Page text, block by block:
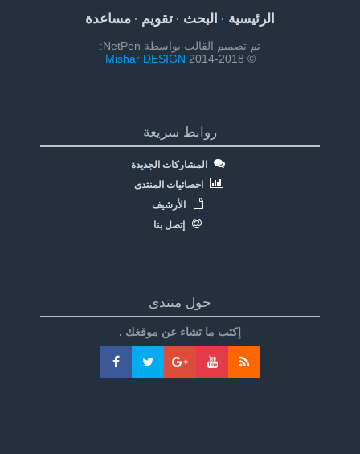
الرئيسية· البحث· تقويم· مساعدة
تم تصميم القالب بواسطة NetPen:
© 2014-2018
Mishar DESIGN
روابط سريعة
المشاركات الجديدة
احصائيات المنتدى
الأرشيف
إتصل بنا
حول منتدى
إكتب ما تشاء عن موقغك .